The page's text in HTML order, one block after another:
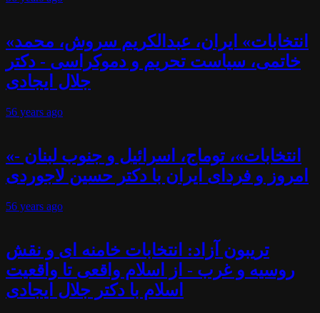
«انتخابات» ایران، عبدالکریم سروش، محمد
خاتمی، سیاست تحریم و دموکراسی - دکتر
جلال ایجادی
56 years ago
«انتخابات»، توماج، اسرائیل و جنوب لبنان -
امروز و فردای ایران با دکتر حسین لاجوردی
56 years ago
تریبون آزاد: انتخابات خامنه ای و نقش
روسیه و غرب - از اسلام واقعی تا واقعیت
اسلام با دکتر جلال ایجادی